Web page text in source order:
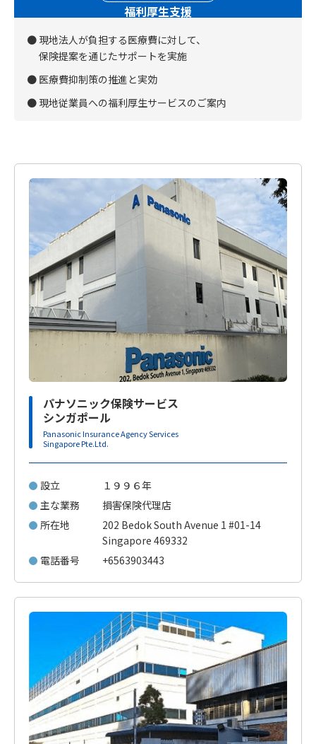
福利厚生支援
現地法人が負担する医療費に対して、
保険提案を通じたサポートを実施
医療費抑制策の推進と実効
現地従業員への福利厚生サービスのご案内
パナソニック保険サービス
シンガポール
Panasonic Insurance Agency Services
Singapore Pte.Ltd.
設立
１９９６年
主な業務
損害保険代理店
所在地
202 Bedok South Avenue 1 #01-14
Singapore 469332
電話番号
+6563903443